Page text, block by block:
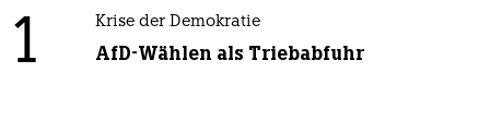
1 Krise der Demokratie
AfD-Wählen als Triebabfuhr